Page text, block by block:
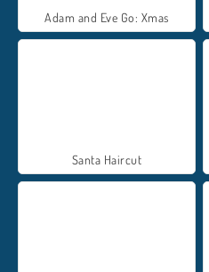
Adam and Eve Go: Xmas
Santa Haircut